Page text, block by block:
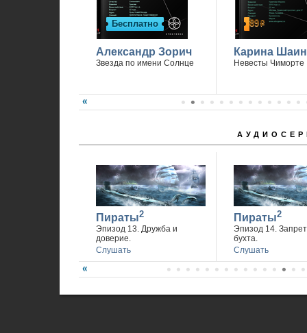
Бесплатно
Александр Зорич
Звезда по имени Солнце
89р
Карина
Невесты Чиморте
Пираты2
Эпизод 13. Дружба и
доверие.
Слушать
Пираты2
Эпизод 14.
бухта.
Слушать